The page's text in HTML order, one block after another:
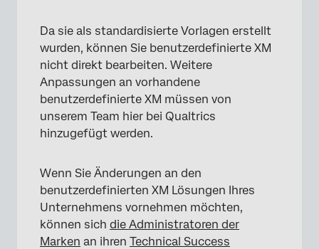
Da sie als standardisierte Vorlagen erstellt
wurden, können Sie benutzerdefinierte XM
nicht direkt bearbeiten. Weitere
Anpassungen an vorhandene
benutzerdefinierte XM müssen von
unserem Team hier bei Qualtrics
hinzugefügt werden.
Wenn Sie Änderungen an den
benutzerdefinierten XM Lösungen Ihres
Unternehmens vornehmen möchten,
können sich die Administratoren der
Marken an ihren Technical Success